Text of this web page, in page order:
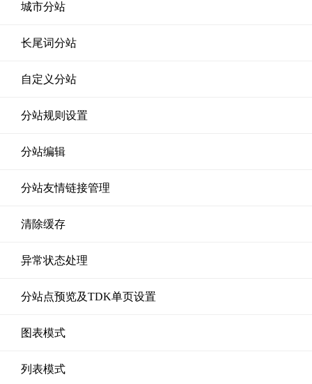
城市分站
长尾词分站
自定义分站
分站规则设置
分站编辑
分站友情链接管理
清除缓存
异常状态处理
分站点预览及TDK单页设置
图表模式
列表模式